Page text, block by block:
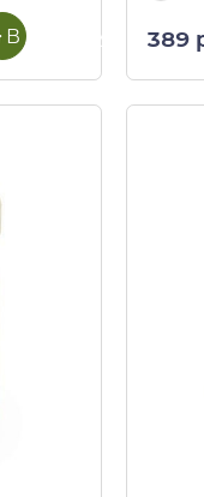
В корзину 389